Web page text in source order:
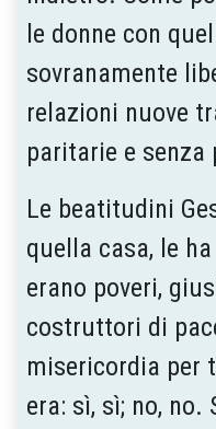
le donne con
sovranamente
relazioni nuove
paritarie e senza
Le beatitudini
quella casa, le
erano poveri,
costruttori di
misericordia per
era: sì, sì; no, no.